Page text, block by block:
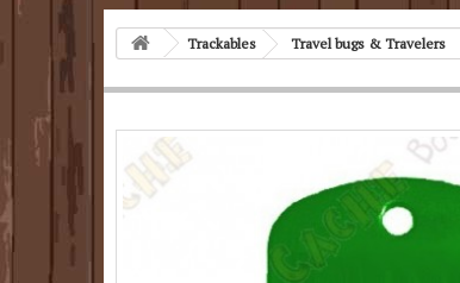
Trackables Travel bugs & Travelers